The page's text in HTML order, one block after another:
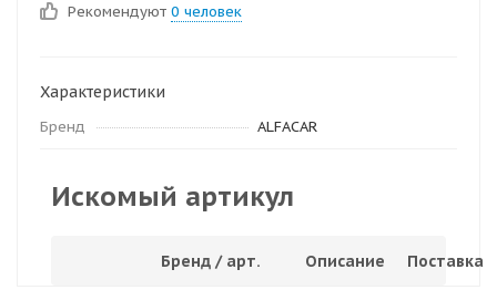
Рекомендуют 0 человек
Характеристики
Бренд ALFACAR
Искомый артикул
Бренд / арт. Описание Поставка